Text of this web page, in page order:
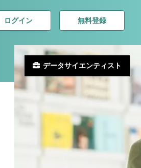
ログイン 無料登録
データサイエンティスト